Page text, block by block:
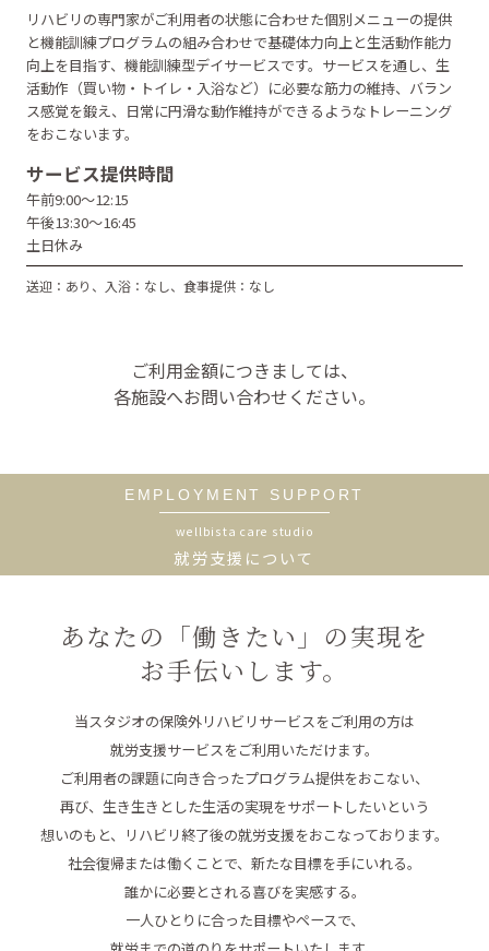
リハビリの専門家がご利用者の状態に合わせた個別メニューの提供
と機能訓練プログラムの組み合わせで基礎体力向上と生活動作能力
向上を目指す、機能訓練型デイサービスです。サービスを通し、生
活動作（買い物・トイレ・入浴など）に必要な筋力の維持、バラン
ス感覚を鍛え、日常に円滑な動作維持ができるようなトレーニング
をおこないます。
サービス提供時間
午前9:00～12:15
午後13:30～16:45
土日休み
送迎：あり、入浴：なし、食事提供：なし
ご利用金額につきましては、
各施設へお問い合わせください。
EMPLOYMENT SUPPORT
wellbista care studio
就労支援について
あなたの「働きたい」の実現を
お手伝いします。
当スタジオの保険外リハビリサービスをご利用の方は
就労支援サービスをご利用いただけます。
ご利用者の課題に向き合ったプログラム提供をおこない、
再び、生き生きとした生活の実現をサポートしたいという
想いのもと、リハビリ終了後の就労支援をおこなっております。
社会復帰または働くことで、新たな目標を手にいれる。
誰かに必要とされる喜びを実感する。
一人ひとりに合った目標やペースで、